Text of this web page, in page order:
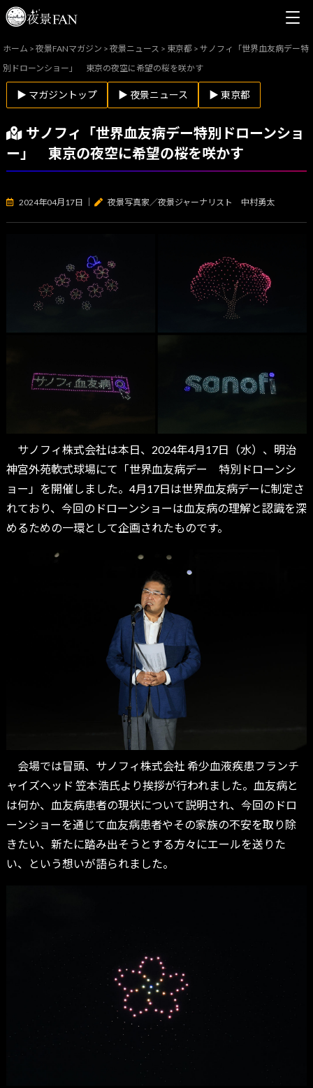
ホーム >夜景FANマガジン >夜景ニュース > 東京都 >サノフィ「世界血友病デー特
別ドローンショー」 東京の夜空に希望の桜を咲かす
▶ マガジントップ ▶ 夜景ニュース ▶ 東京都
サノフィ「世界血友病デー特別ドローンショ
ー」 東京の夜空に希望の桜を咲かす
2024年04月17日 夜景写真家／夜景ジャーナリスト 中村勇太
サノフィ株式会社は本日、2024年4月17日（水）、明治
神宮外苑軟式球場にて「世界血友病デー 特別ドローンシ
ョー」を開催しました。4月17日は世界血友病デーに制定さ
れており、今回のドローンショーは血友病の理解と認識を深
めるための一環として企画されたものです。
会場では冒頭、サノフィ株式会社 希少血液疾患フランチ
ャイズヘッド 笠本浩氏より挨拶が行われました。血友病と
は何か、血友病患者の現状について説明され、今回のドロ
ーンショーを通じて血友病患者やその家族の不安を取り除
きたい、新たに踏み出そうとする方々にエールを送りた
い、という想いが語られました。